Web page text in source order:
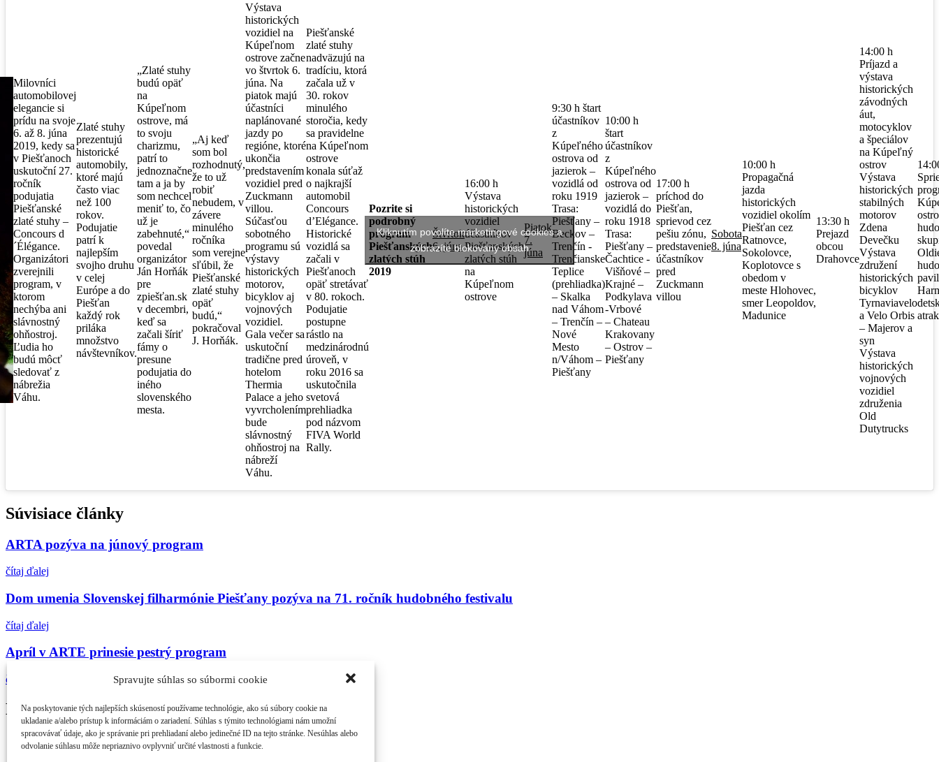
Spravujte súhlas so súbormi cookie
Na poskytovanie tých najlepších skúseností používame technológie, ako sú súbory cookie na
ukladanie a/alebo prístup k informáciám o zariadení. Súhlas s týmito technológiami nám umožní
spracovávať údaje, ako je správanie pri prehliadaní alebo jedinečné ID na tejto stránke. Nesúhlas alebo
odvolanie súhlasu môže nepriaznivo ovplyvniť určité vlastnosti a funkcie.
Milovníci
automobilovej
elegancie si
prídu na svoje
6. až 8. júna
2019, kedy sa
v Piešťanoch
uskutoční 27.
ročník
podujatia
Piešťanské
zlaté stuhy –
Concours d
´Élégance.
Organizátori
zverejnili
program, v
ktorom
nechýba ani
slávnostný
ohňostroj.
Ľudia ho
budú môcť
sledovať z
nábrežia
Váhu.
Zlaté stuhy
prezentujú
historické
automobily,
ktoré majú
často viac
než 100
rokov.
Podujatie
patrí k
najlepším
svojho druhu
v celej
Európe a do
Piešťan
každý rok
priláka
množstvo
návštevníkov.
„Zlaté stuhy
budú opäť
na
Kúpeľnom
ostrove, má
to svoju
charizmu,
patrí to
jednoznačne
tam a ja by
som nechcel
meniť to, čo
už je
zabehnuté,“
povedal
organizátor
Ján Horňák
pre
zpiešťan.sk
v decembri,
keď sa
začali šíriť
fámy o
presune
podujatia do
iného
slovenského
mesta.
„Aj keď
som bol
rozhodnutý,
že to už
robiť
nebudem, v
závere
minulého
ročníka
som verejne
sľúbil, že
Piešťanské
zlaté stuhy
opäť
budú,“
pokračoval
J. Horňák.
Výstava
historických
vozidiel na
Kúpeľnom
ostrove začne
vo štvrtok 6.
júna. Na
piatok majú
účastníci
naplánované
jazdy po
regióne, ktoré
ukončia
predstavením
vozidiel pred
Zuckmann
villou.
Súčasťou
sobotného
programu sú
výstavy
historických
motorov,
bicyklov aj
vojnových
vozidiel.
Gala večer sa
uskutoční
tradične pred
hotelom
Thermia
Palace a jeho
vyvrcholením
bude
slávnostný
ohňostroj na
nábreží
Váhu.
Piešťanské
zlaté stuhy
nadväzujú na
tradíciu, ktorá
začala už v
30. rokov
minulého
storočia, kedy
sa pravidelne
na Kúpeľnom
ostrove
konala súťaž
o najkrajší
automobil
Concours
d’Elégance.
Historické
vozidlá sa
začali v
Piešťanoch
opäť stretávať
v 80. rokoch.
Podujatie
postupne
rástlo na
medzinárodnú
úroveň, v
roku 2016 sa
uskutočnila
svetová
prehliadka
pod názvom
FIVA World
Rally.
Pozrite si
podrobný
program
Piešťanských
zlatých stúh
2019
Štvrtok
6. júna
16:00 h
Výstava
historických
vozidiel
účastníkov
Piešťanských
zlatých stúh
na
Kúpeľnom
ostrove
Piatok
7.
júna
9:30 h štart
účastníkov
z
Kúpeľného
ostrova od
jazierok –
vozidlá od
roku 1919
Trasa:
Piešťany –
Beckov –
Trenčín -
Trenčianske
Teplice
(prehliadka)
– Skalka
nad Váhom
– Trenčín –
Nové
Mesto
n/Váhom –
Piešťany
10:00 h
štart
účastníkov
z
Kúpeľného
ostrova od
jazierok –
vozidlá do
roku 1918
Trasa:
Piešťany –
Čachtice -
Višňové –
Krajné –
Podkylava
-Vrbové
– Chateau
Krakovany
– Ostrov –
Piešťany
17:00 h
príchod do
Piešťan,
sprievod cez
pešiu zónu,
predstavenie
účastníkov
pred
Zuckmann
villou
Sobota
8. júna
10:00 h
Propagačná
jazda
historických
vozidiel okolím
Piešťan cez
Ratnovce,
Sokolovce,
Koplotovce s
obedom v
meste Hlohovec,
smer Leopoldov,
Madunice
13:30 h
Prejazd
obcou
Drahovce
14:00 h
Príjazd a
výstava
historických
závodných
áut,
motocyklov
a špeciálov
na Kúpeľný
ostrov
Výstava
historických
stabilných
motorov
Zdena
Devečku
Výstava
združení
historických
bicyklov
Tyrnaviavelo
a Velo Orbis
– Majerov a
syn
Výstava
historických
vojnových
vozidiel
združenia
Old
Dutytrucks
Kliknutím povolíte marketingové cookies a
zobrazíte blokovaný obsah
Súvisiace články
ARTA pozýva na júnový program
čítaj ďalej
Dom umenia Slovenskej filharmónie Piešťany pozýva na 71. ročník hudobného festivalu
čítaj ďalej
Apríl v ARTE prinesie pestrý program
čítaj ďalej
Najčítanejšie
21. ročník MFF Cinematik otvorí svetová premi...
Cinematik uvedie špičkové dánske filmy a priv...